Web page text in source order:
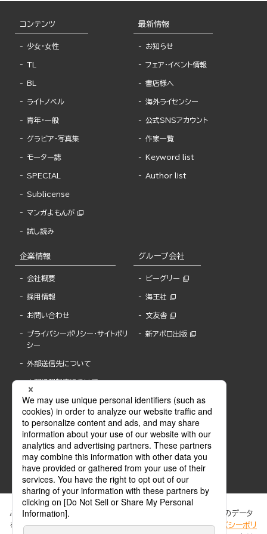
コンテンツ
少女・女性
TL
BL
ライトノベル
青年・一般
グラビア・写真集
モーター誌
SPECIAL
Sublicense
マンガよもんが
試し読み
最新情報
お知らせ
フェア・イベント情報
書店様へ
海外ライセンシー
公式SNSアカウント
作家一覧
Keyword list
Author list
企業情報
会社概要
採用情報
お問い合わせ
プライバシーポリシー・サイトポリ
シー
外部送信先について
内部通報制度について
グループ会社
ビーグリー
海王社
文友舎
新アポロ出版
ぶんか社が運営するサイトでは、利便性向上のためにCookie等のデータ
を使用しています。 当社のCookieについての詳細は、「プライバシーポリ